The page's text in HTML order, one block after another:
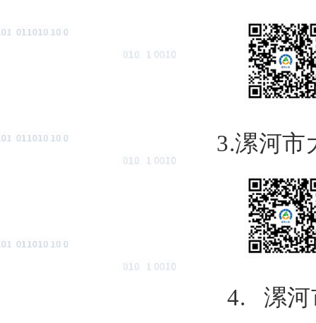
3.漯河市
4. 漯